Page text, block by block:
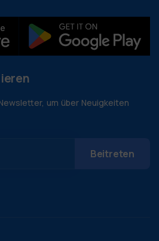
um über Neuigkeiten